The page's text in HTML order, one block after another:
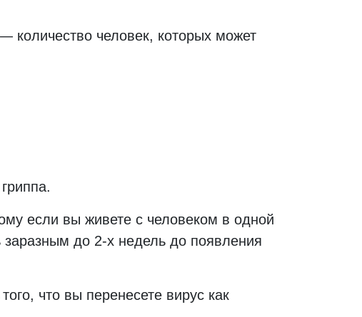
количество человек, которых может
если вы живете с человеком в одной
заразным до 2-х недель до появления
что вы перенесете вирус как